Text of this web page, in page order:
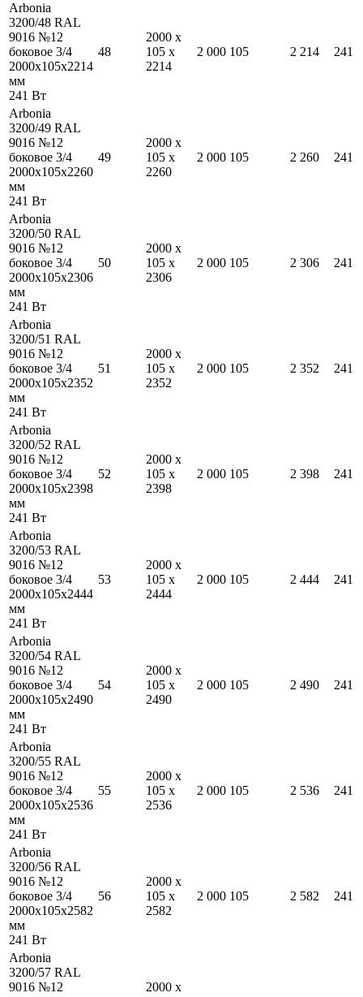
Arbonia
3200/48 RAL
9016 №12
боковое 3/4
2000x105x2214
мм
241 Вт
48
2000 x
105 x
2214
2 000 105 2 214 241
Arbonia
3200/49 RAL
9016 №12
боковое 3/4
2000x105x2260
мм
241 Вт
49
2000 x
105 x
2260
2 000 105 2 260 241
Arbonia
3200/50 RAL
9016 №12
боковое 3/4
2000x105x2306
мм
241 Вт
50
2000 x
105 x
2306
2 000 105 2 306 241
Arbonia
3200/51 RAL
9016 №12
боковое 3/4
2000x105x2352
мм
241 Вт
51
2000 x
105 x
2352
2 000 105 2 352 241
Arbonia
3200/52 RAL
9016 №12
боковое 3/4
2000x105x2398
мм
241 Вт
52
2000 x
105 x
2398
2 000 105 2 398 241
Arbonia
3200/53 RAL
9016 №12
боковое 3/4
2000x105x2444
мм
241 Вт
53
2000 x
105 x
2444
2 000 105 2 444 241
Arbonia
3200/54 RAL
9016 №12
боковое 3/4
2000x105x2490
мм
241 Вт
54
2000 x
105 x
2490
2 000 105 2 490 241
Arbonia
3200/55 RAL
9016 №12
боковое 3/4
2000x105x2536
мм
241 Вт
55
2000 x
105 x
2536
2 000 105 2 536 241
Arbonia
3200/56 RAL
9016 №12
боковое 3/4
2000x105x2582
мм
241 Вт
56
2000 x
105 x
2582
2 000 105 2 582 241
Arbonia
3200/57 RAL
9016 №12
2000 x